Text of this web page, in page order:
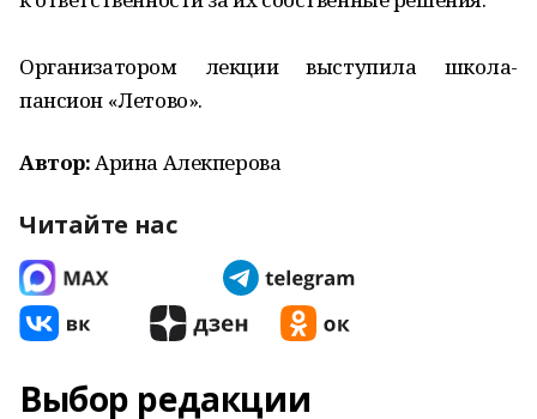
Организатором лекции выступила школа-
пансион «Летово».
Автор:Арина Алекперова
Читайте нас
Выбор редакции